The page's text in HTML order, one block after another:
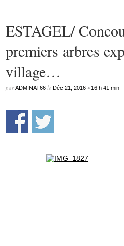
ESTAGEL/
premiers arbres
village…
parADMINAT66le Déc 21, 2016• 16 h 41 min